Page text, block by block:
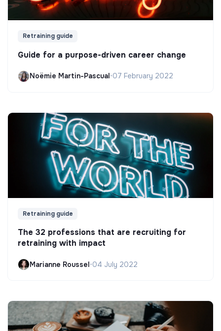
Retraining guide
Guide for a purpose-driven career change
Noëmie Martin-Pascual•07 February 2022
Retraining guide
The 32 professions that are recruiting for
retraining with impact
Marianne Roussel•04 July 2022